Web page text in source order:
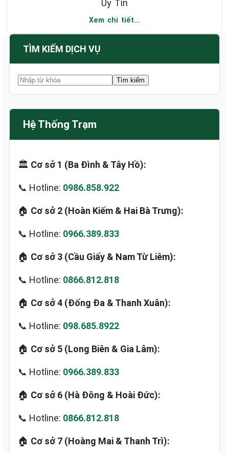
Uy Tín
Xem chi tiết...
TÌM KIẾM DỊCH VỤ
Hệ Thống Trạm
🏛️ Cơ sở 1 (Ba Đình & Tây Hồ):
📞 Hotline: 0986.858.922
🏠 Cơ sở 2 (Hoàn Kiếm & Hai Bà Trưng):
📞 Hotline: 0966.389.833
🏠 Cơ sở 3 (Cầu Giấy & Nam Từ Liêm):
📞 Hotline: 0866.812.818
🏠 Cơ sở 4 (Đống Đa & Thanh Xuân):
📞 Hotline: 098.685.8922
🏠 Cơ sở 5 (Long Biên & Gia Lâm):
📞 Hotline: 0966.389.833
🏠 Cơ sở 6 (Hà Đông & Hoài Đức):
📞 Hotline: 0866.812.818
🏠 Cơ sở 7 (Hoàng Mai & Thanh Trì):